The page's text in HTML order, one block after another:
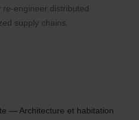
re-engineer distributed
supply chains.
— Architecture et habitation